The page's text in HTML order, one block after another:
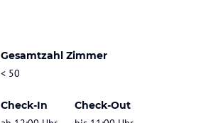
Gesamtzahl Zimmer
< 50
Check-In
Check-Out